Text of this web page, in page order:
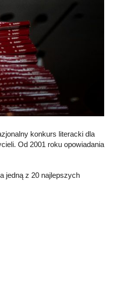
konkurs literacki dla
Od 2001 roku opowiadania
jedną z 20 najlepszych